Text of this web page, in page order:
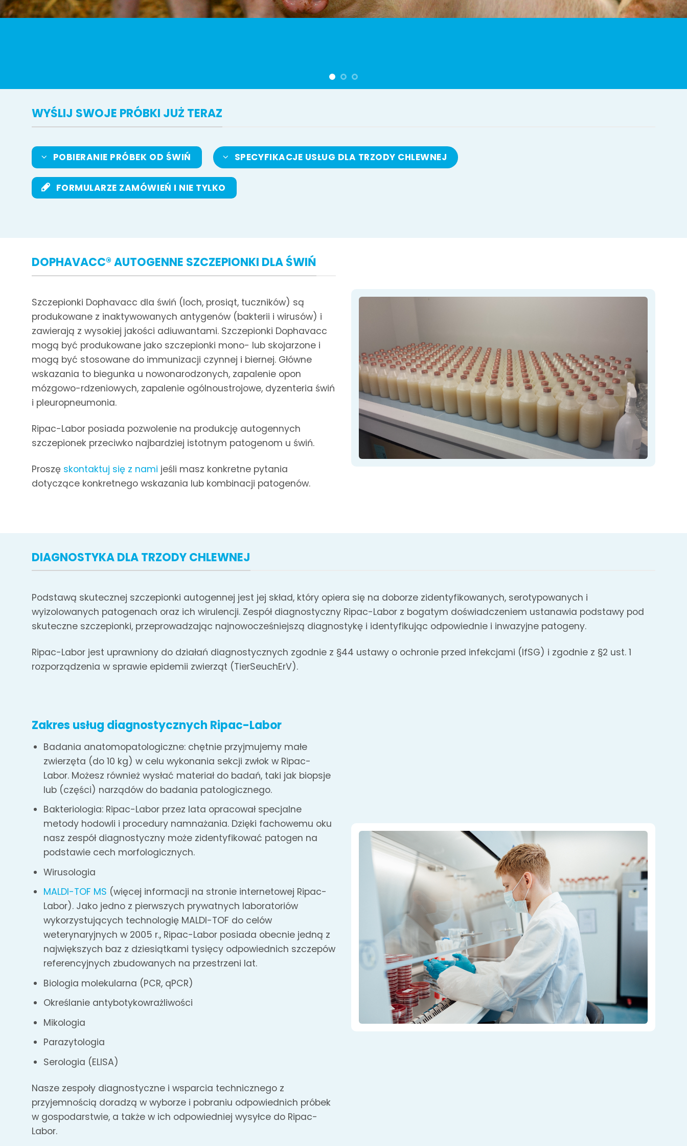
WYŚLIJ SWOJE PRÓBKI JUŻ TERAZ
POBIERANIE PRÓBEK OD ŚWIŃ SPECYFIKACJE USŁUG DLA TRZODY CHLEWNEJ
FORMULARZE ZAMÓWIEŃ I NIE TYLKO
DOPHAVACC® AUTOGENNE SZCZEPIONKI DLA ŚWIŃ
Szczepionki Dophavacc dla świń (loch, prosiąt, tuczników) są
produkowane z inaktywowanych antygenów (bakterii i wirusów) i
zawierają z wysokiej jakości adiuwantami. Szczepionki Dophavacc
mogą być produkowane jako szczepionki mono- lub skojarzone i
mogą być stosowane do immunizacji czynnej i biernej. Główne
wskazania to biegunka u nowonarodzonych, zapalenie opon
mózgowo-rdzeniowych, zapalenie ogólnoustrojowe, dyzenteria świń
i pleuropneumonia.
Ripac-Labor posiada pozwolenie na produkcję autogennych
szczepionek przeciwko najbardziej istotnym patogenom u świń.
Proszę skontaktuj się z nami jeśli masz konkretne pytania
dotyczące konkretnego wskazania lub kombinacji patogenów.
DIAGNOSTYKA DLA TRZODY CHLEWNEJ
Podstawą skutecznej szczepionki autogennej jest jej skład, który opiera się na doborze zidentyfikowanych, serotypowanych i
wyizolowanych patogenach oraz ich wirulencji. Zespół diagnostyczny Ripac-Labor z bogatym doświadczeniem ustanawia podstawy pod
skuteczne szczepionki, przeprowadzając najnowocześniejszą diagnostykę i identyfikując odpowiednie i inwazyjne patogeny.
Ripac-Labor jest uprawniony do działań diagnostycznych zgodnie z §44 ustawy o ochronie przed infekcjami (IfSG) i zgodnie z §2 ust. 1
rozporządzenia w sprawie epidemii zwierząt (TierSeuchErV).
Zakres usług diagnostycznych Ripac-Labor
Badania anatomopatologiczne: chętnie przyjmujemy małe
zwierzęta (do 10 kg) w celu wykonania sekcji zwłok w Ripac-
Labor. Możesz również wysłać materiał do badań, taki jak biopsje
lub (części) narządów do badania patologicznego.
Bakteriologia: Ripac-Labor przez lata opracował specjalne
metody hodowli i procedury namnażania. Dzięki fachowemu oku
nasz zespół diagnostyczny może zidentyfikować patogen na
podstawie cech morfologicznych.
Wirusologia
MALDI-TOF MS (więcej informacji na stronie internetowej Ripac-
Labor). Jako jedno z pierwszych prywatnych laboratoriów
wykorzystujących technologię MALDI-TOF do celów
weterynaryjnych w 2005 r., Ripac-Labor posiada obecnie jedną z
największych baz z dziesiątkami tysięcy odpowiednich szczepów
referencyjnych zbudowanych na przestrzeni lat.
Biologia molekularna (PCR, qPCR)
Określanie antybotykowrażliwości
Mikologia
Parazytologia
Serologia (ELISA)
Nasze zespoły diagnostyczne i wsparcia technicznego z
przyjemnością doradzą w wyborze i pobraniu odpowiednich próbek
w gospodarstwie, a także w ich odpowiedniej wysyłce do Ripac-
Labor.